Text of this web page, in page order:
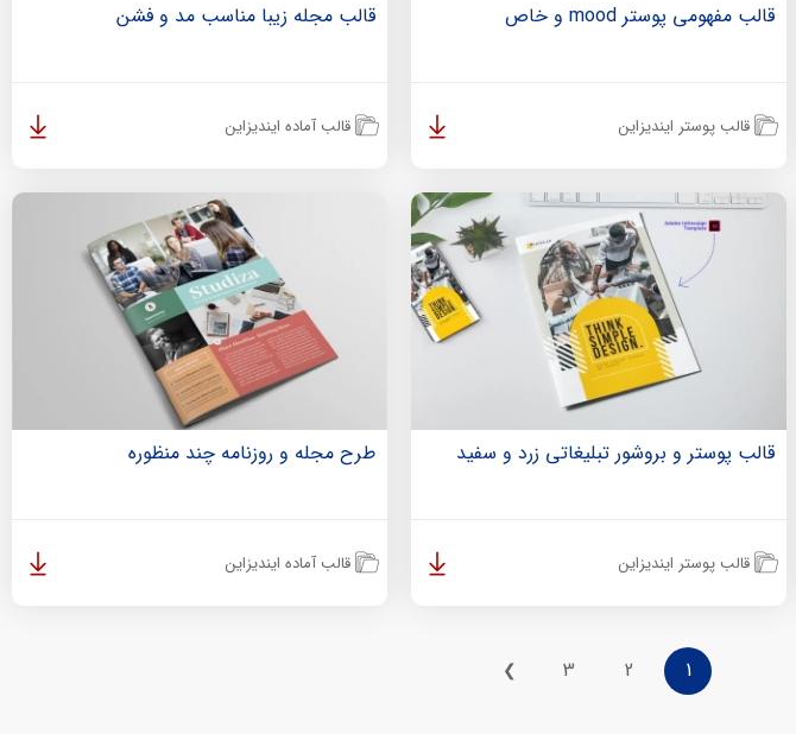
قالب مفهومی پوستر mood و خاص
قالب پوستر ایندیزاین
قالب مجله زیبا مناسب مد و فشن
قالب آماده ایندیزاین
قالب پوستر و بروشور تبلیغاتی زرد و سفید
قالب پوستر ایندیزاین
طرح مجله و روزنامه چند منظوره
قالب آماده ایندیزاین
1
2
3
❯